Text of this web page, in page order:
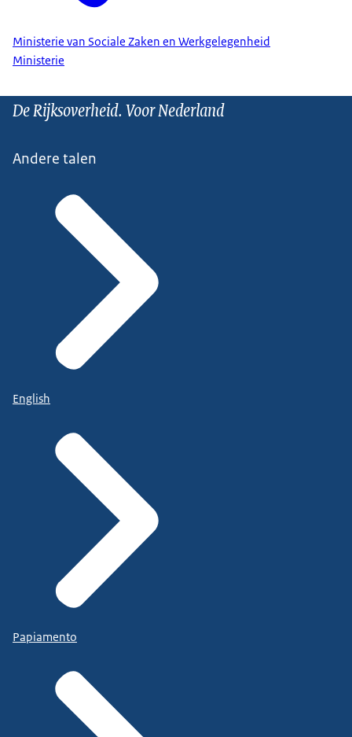
Ministerie van Sociale Zaken en Werkgelegenheid
Ministerie
De Rijksoverheid. Voor Nederland
Andere talen
English
Papiamento